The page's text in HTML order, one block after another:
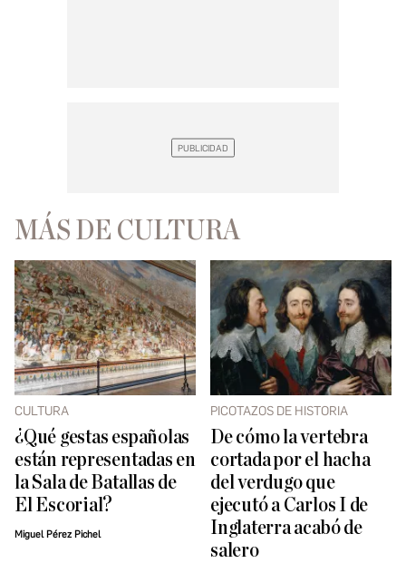
MÁS DE CULTURA
CULTURA
¿Qué gestas españolas
están representadas en
la Sala de Batallas de
El Escorial?
Miguel Pérez Pichel
PICOTAZOS DE HISTORIA
De cómo la vertebra
cortada por el hacha
del verdugo que
ejecutó a Carlos I de
Inglaterra acabó de
salero